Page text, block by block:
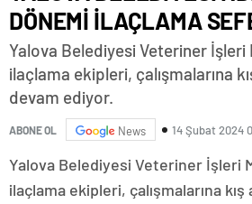
DÖNEMİ İLAÇLAMA
Yalova Belediyesi Veteriner İşleri
ilaçlama ekipleri, çalışmalarına
devam ediyor.
ABONE OL News 14 Şubat 2024
Yalova Belediyesi Veteriner İşleri
ilaçlama ekipleri, çalışmalarına